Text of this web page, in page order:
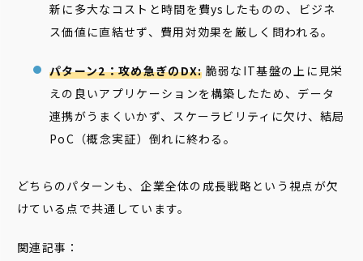
新に多大なコストと時間を費ysしたものの、ビジネ
ス価値に直結せず、費用対効果を厳しく問われる。
パターン2：攻め急ぎのDX: 脆弱なIT基盤の上に見栄
えの良いアプリケーションを構築したため、データ
連携がうまくいかず、スケーラビリティに欠け、結局
PoC（概念実証）倒れに終わる。
どちらのパターンも、企業全体の成長戦略という視点が欠
けている点で共通しています。
関連記事：